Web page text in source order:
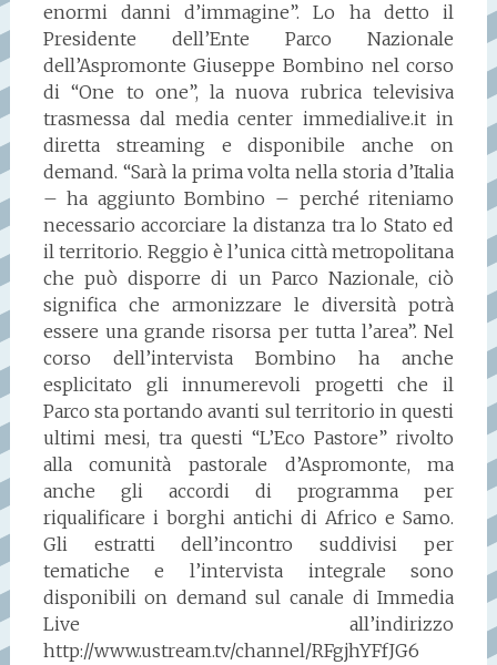
enormi danni d’immagine”. Lo ha detto il
Presidente dell’Ente Parco Nazionale
dell’Aspromonte Giuseppe Bombino nel corso
di “One to one”, la nuova rubrica televisiva
trasmessa dal media center immedialive.it in
diretta streaming e disponibile anche on
demand. “Sarà la prima volta nella storia d’Italia
– ha aggiunto Bombino – perché riteniamo
necessario accorciare la distanza tra lo Stato ed
il territorio. Reggio è l’unica città metropolitana
che può disporre di un Parco Nazionale, ciò
significa che armonizzare le diversità potrà
essere una grande risorsa per tutta l’area”. Nel
corso dell’intervista Bombino ha anche
esplicitato gli innumerevoli progetti che il
Parco sta portando avanti sul territorio in questi
ultimi mesi, tra questi “L’Eco Pastore” rivolto
alla comunità pastorale d’Aspromonte, ma
anche gli accordi di programma per
riqualificare i borghi antichi di Africo e Samo.
Gli estratti dell’incontro suddivisi per
tematiche e l’intervista integrale sono
disponibili on demand sul canale di Immedia
Live all’indirizzo
http://www.ustream.tv/channel/RFgjhYFfJG6